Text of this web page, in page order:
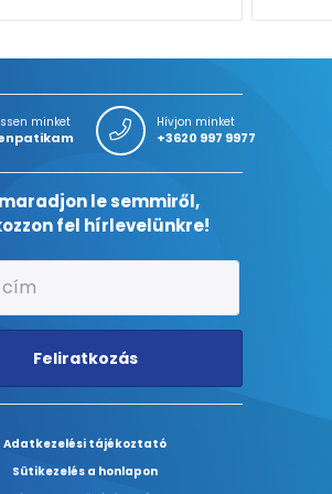
minket Hívjon minket
+3620 997 9977
le semmiről,
fel hírlevelünkre!
Feliratkozás
Adatkezelési tájékoztató
Sütikezelés a honlapon